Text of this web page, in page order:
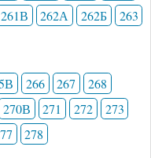
261В 262А 262Б 263
266 267
268
270В 271 272
273
278